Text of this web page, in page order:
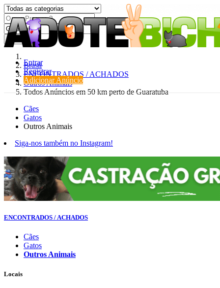
Entrar
Registrar
Adicionar Anúncio
Procurar
Brasil
ENCONTRADOS / ACHADOS
Outros Animais
Todos Anúncios em 50 km perto de Guaratuba
Cães
Gatos
Outros Animais
Siga-nos também no Instagram!
ENCONTRADOS / ACHADOS
Cães
Gatos
Outros Animais
Locais